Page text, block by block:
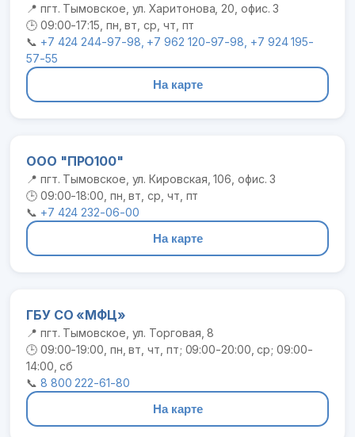
📍 пгт. Тымовское, ул. Харитонова, 20, офис. 3
🕒 09:00-17:15, пн, вт, ср, чт, пт
📞 +7 424 244-97-98, +7 962 120-97-98, +7 924 195-
57-55
На карте
ООО "ПРО100"
📍 пгт. Тымовское, ул. Кировская, 106, офис. 3
🕒 09:00-18:00, пн, вт, ср, чт, пт
📞 +7 424 232-06-00
На карте
ГБУ СО «МФЦ»
📍 пгт. Тымовское, ул. Торговая, 8
🕒 09:00-19:00, пн, вт, чт, пт; 09:00-20:00, ср; 09:00-
14:00, сб
📞 8 800 222-61-80
На карте